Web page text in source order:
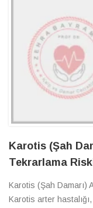
Karotis (Şah
Tekrarlama
Karotis (Şah Damarı)
Karotis arter